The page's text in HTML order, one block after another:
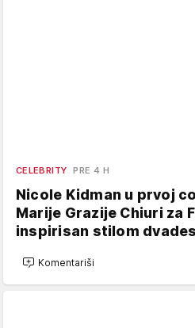
CELEBRITY PRE 4 H
Nicole Kidman u prvoj
Marije Grazije Chiuri za
inspirisan stilom
Komentariši